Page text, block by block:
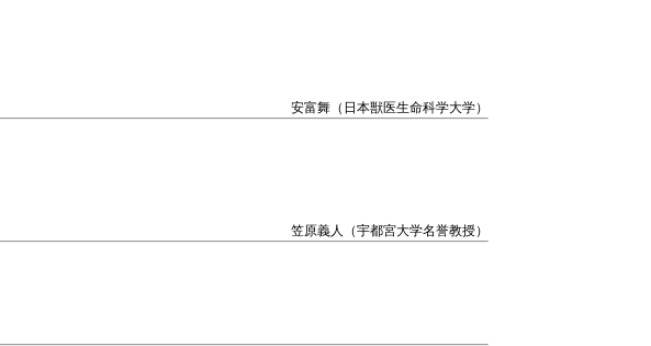
安富舞（日本獣医生命科学大学）
笠原義人（宇都宮大学名誉教授）